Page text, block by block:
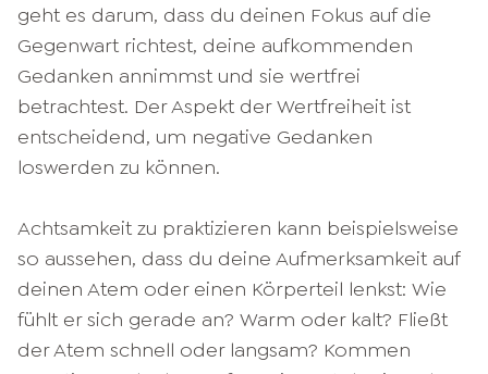
geht es darum, dass du deinen Fokus auf die
Gegenwart richtest, deine aufkommenden
Gedanken annimmst und sie wertfrei
betrachtest. Der Aspekt der Wertfreiheit ist
entscheidend, um negative Gedanken
loswerden zu können.
Achtsamkeit zu praktizieren kann beispielsweise
so aussehen, dass du deine Aufmerksamkeit auf
deinen Atem oder einen Körperteil lenkst: Wie
fühlt er sich gerade an? Warm oder kalt? Fließt
der Atem schnell oder langsam? Kommen